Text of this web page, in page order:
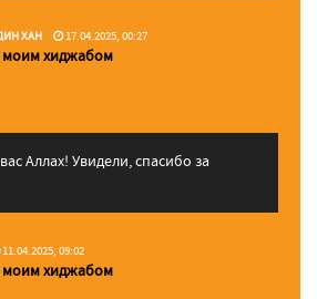
ХАН 17.04.2025, 00:27
моим хиджабом
Аллаx! Увидели, спасибо за
11.04.2025, 09:02
моим хиджабом